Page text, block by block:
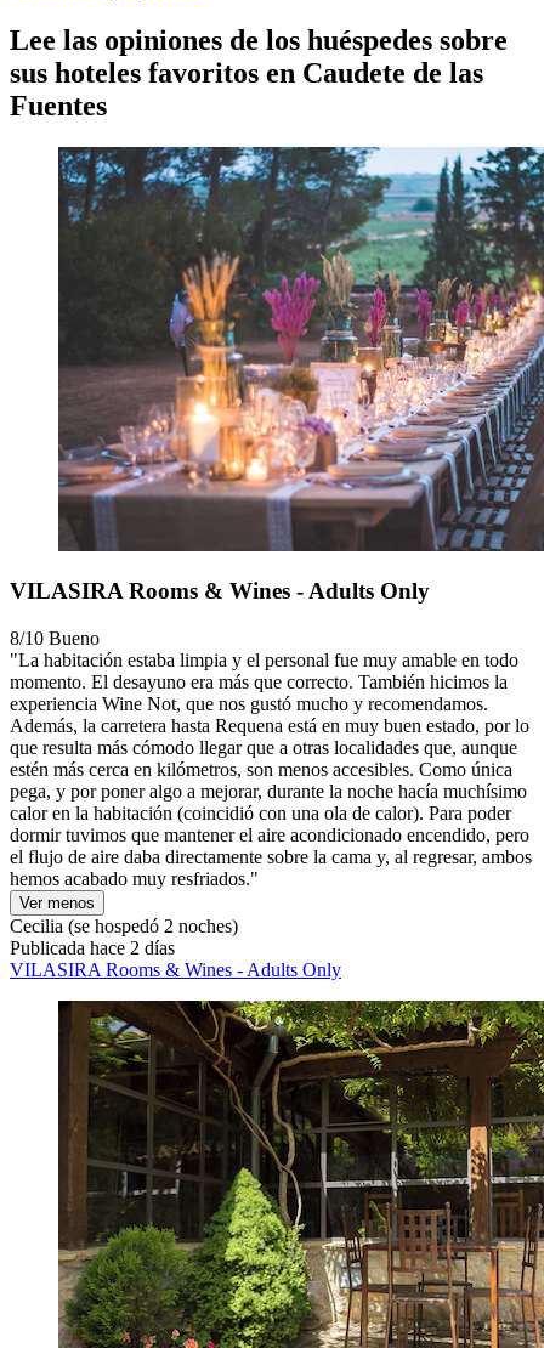
Lee las opiniones de los huéspedes sobre
sus hoteles favoritos en Caudete de las
Fuentes
VILASIRA Rooms & Wines - Adults Only
8/10 Bueno
"La habitación estaba limpia y el personal fue muy amable en todo
momento. El desayuno era más que correcto. También hicimos la
experiencia Wine Not, que nos gustó mucho y recomendamos.
Además, la carretera hasta Requena está en muy buen estado, por lo
que resulta más cómodo llegar que a otras localidades que, aunque
estén más cerca en kilómetros, son menos accesibles. Como única
pega, y por poner algo a mejorar, durante la noche hacía muchísimo
calor en la habitación (coincidió con una ola de calor). Para poder
dormir tuvimos que mantener el aire acondicionado encendido, pero
el flujo de aire daba directamente sobre la cama y, al regresar, ambos
hemos acabado muy resfriados."
Ver menos
Cecilia (se hospedó 2 noches)
Publicada hace 2 días
VILASIRA Rooms & Wines - Adults Only